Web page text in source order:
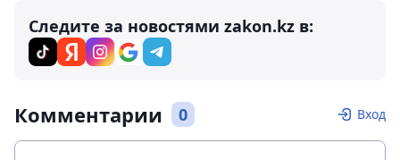
Следите за новостями zakon.kz в:
Комментарии 0 Вход